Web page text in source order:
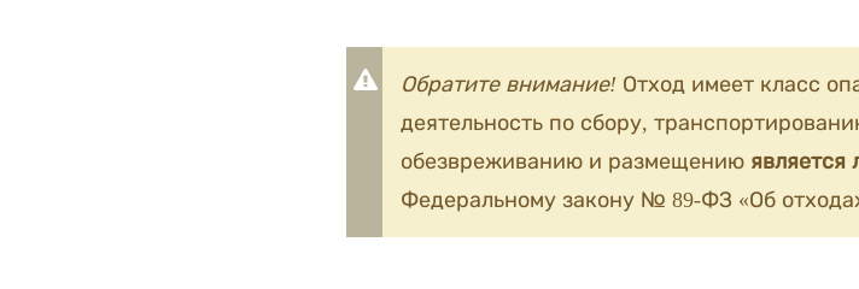
Обратите внимание! Отход имеет класс
деятельность по сбору,
обезвреживанию и размещению является
Федеральному закону № 89-ФЗ «Об